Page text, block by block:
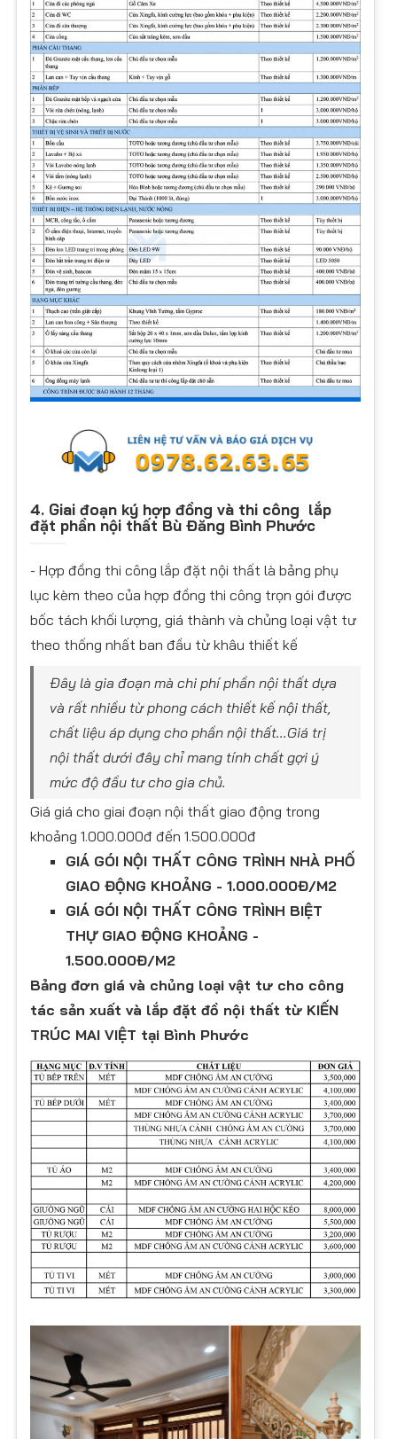
4. Giai đoạn ký hợp đồng và thi công lắp
đặt phần nội thất Bù Đăng Bình Phước
- Hợp đồng thi công lắp đặt nội thất là bảng phụ
lục kèm theo của hợp đồng thi công trọn gói được
bốc tách khối lượng, giá thành và chủng loại vật tư
theo thống nhất ban đầu từ khâu thiết kế
Đây là gia đoạn mà chi phí phần nội thất dựa
và rất nhiều từ phong cách thiết kế nội thất,
chất liệu áp dụng cho phần nội thất...Giá trị
nội thất dưới đây chỉ mang tính chất gợi ý
mức độ đầu tư cho gia chủ.
Giá giá cho giai đoạn nội thất giao động trong
khoảng 1.000.000đ đến 1.500.000đ
GIÁ GÓI NỘI THẤT CÔNG TRÌNH NHÀ PHỐ
GIAO ĐỘNG KHOẢNG - 1.000.000Đ/M2
GIÁ GÓI NỘI THẤT CÔNG TRÌNH BIỆT
THỰ GIAO ĐỘNG KHOẢNG -
1.500.000Đ/M2
Bảng đơn giá và chủng loại vật tư cho công
tác sản xuất và lắp đặt đồ nội thất từ KIẾN
TRÚC MAI VIỆT tại Bình Phước